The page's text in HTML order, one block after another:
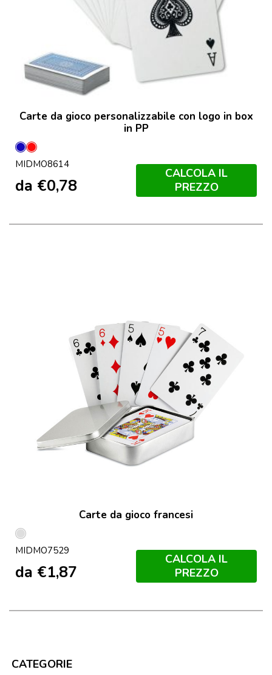
CATEGORIE
Carte da gioco personalizzabile con logo in box
in PP
BluRosso
MIDMO8614
da €0,78
CALCOLA IL
PREZZO
Carte da gioco francesi
Argento
Opaco
MIDMO7529
da €1,87
CALCOLA IL
PREZZO